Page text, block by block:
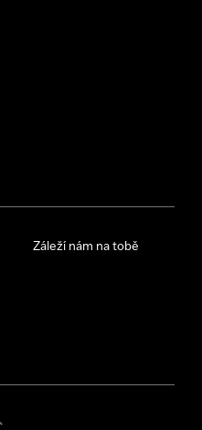
Záleží nám na tobě